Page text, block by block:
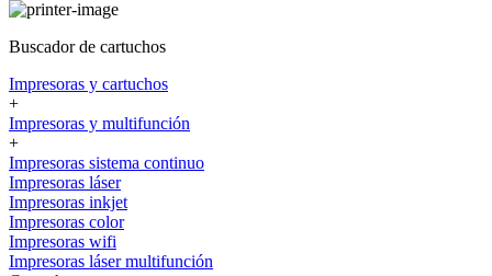
Buscador de cartuchos
Impresoras y cartuchos
+
Impresoras y multifunción
+
Impresoras sistema continuo
Impresoras láser
Impresoras inkjet
Impresoras color
Impresoras wifi
Impresoras láser multifunción